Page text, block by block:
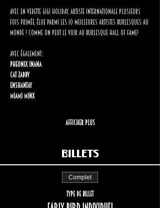
Avec en vedette GiGi Holiday, artiste internationale plusieurs
fois primée, élue parmi les 10 meilleures artistes burlesques au
monde ! Comme on peut le voir au Burlesque Hall of Fame!
Avec également:
Pheonix Inana
Cat Zaddy
Enshantay
Miami Minx
Afficher plus
Billets
Complet
Type de billet